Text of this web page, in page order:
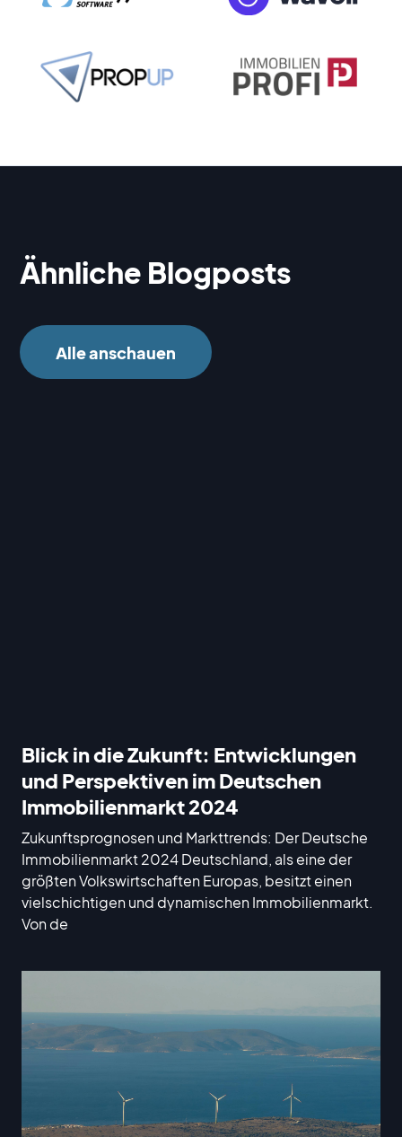
Ähnliche Blogposts
Alle anschauen
Blick in die Zukunft: Entwicklungen
und Perspektiven im Deutschen
Immobilienmarkt 2024
Zukunftsprognosen und Markttrends: Der Deutsche
Immobilienmarkt 2024 Deutschland, als eine der
größten Volkswirtschaften Europas, besitzt einen
vielschichtigen und dynamischen Immobilienmarkt.
Von de